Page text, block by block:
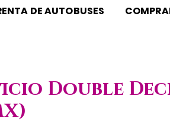
DE AUTOBUSES
Double